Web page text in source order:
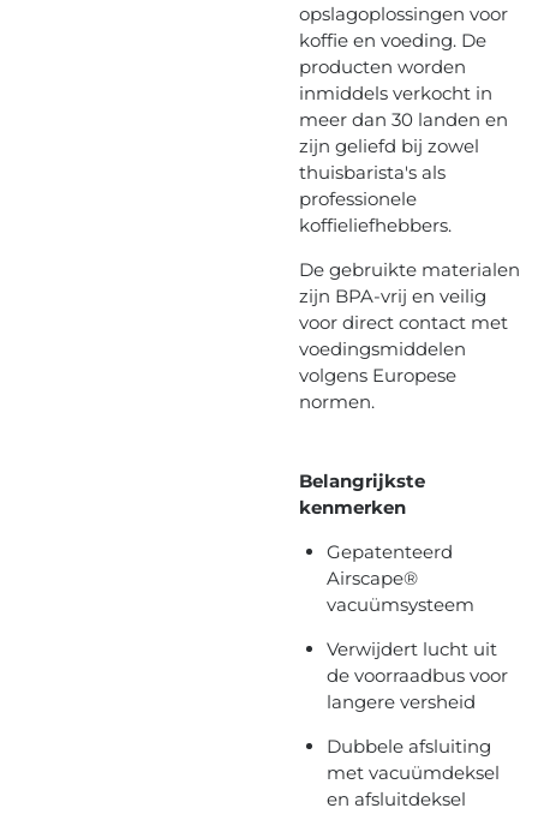
opslagoplossingen voor
koffie en voeding. De
producten worden
inmiddels verkocht in
meer dan 30 landen en
zijn geliefd bij zowel
thuisbarista's als
professionele
koffieliefhebbers.
De gebruikte materialen
zijn BPA-vrij en veilig
voor direct contact met
voedingsmiddelen
volgens Europese
normen.
Belangrijkste
kenmerken
Gepatenteerd
Airscape®
vacuümsysteem
Verwijdert lucht uit
de voorraadbus voor
langere versheid
Dubbele afsluiting
met vacuümdeksel
en afsluitdeksel